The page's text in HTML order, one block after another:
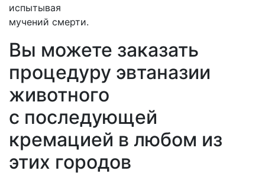
испытывая
мучений смерти.
Вы можете заказать
процедуру эвтаназии
животного
с последующей
кремацией в любом из
этих городов